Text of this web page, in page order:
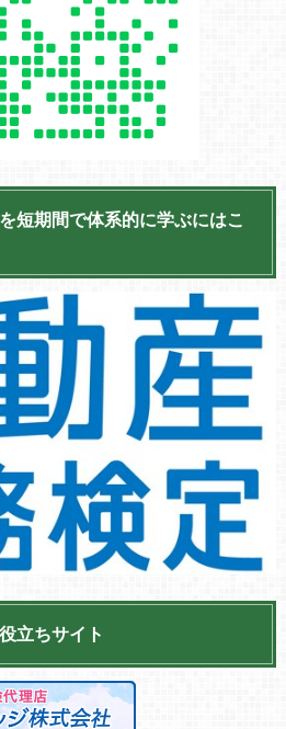
短期間で体系的に学ぶにはこ
立ちサイト